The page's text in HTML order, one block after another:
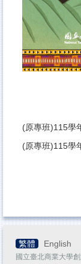
(原專班)115學
(原專班)115學
繁體 English
國立臺北商業大學